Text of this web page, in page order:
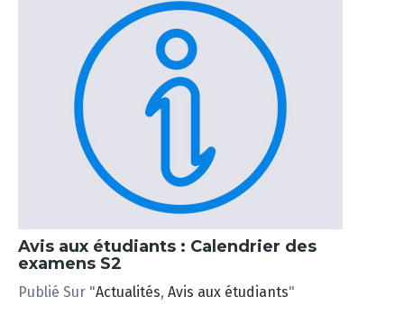
Avis aux étudiants : Calendrier des
examens S2
Publié Sur "Actualités, Avis aux étudiants"